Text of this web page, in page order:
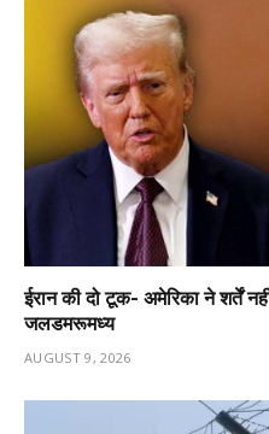
ईरान की दो टूक- अमेरिका ने शर्तें
जलडमरूमध्य
AUGUST 9, 2026